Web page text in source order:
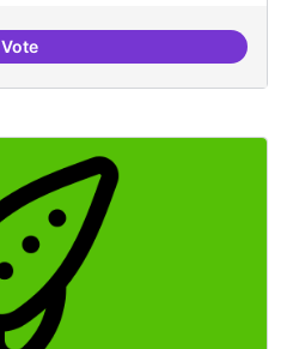
VoteDinamització de la participació